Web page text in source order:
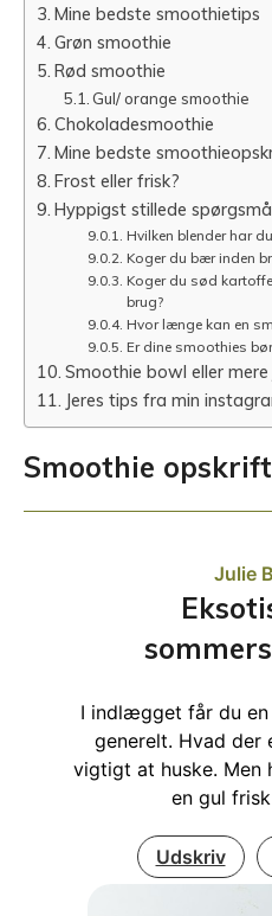
Mine bedste smoothietips
Grøn smoothie
Rød smoothie
Gul/ orange smoothie
Chokoladesmoothie
Mine bedste
Frost eller frisk?
Hyppigst stillede
Hvilken blender har
Koger du bær inden
Koger du sød
brug?
Hvor længe kan en
Er dine smoothies
Smoothie bowl eller mere
Jeres tips fra min
Smoothie opskrift
Julie
I indlægget får du
generelt. Hvad
vigtigt at huske. Men
en gul
Udskriv